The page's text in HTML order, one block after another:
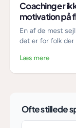
Coaching er
motivation på
En af de mest
det er for folk der
Læs mere
Ofte stillede